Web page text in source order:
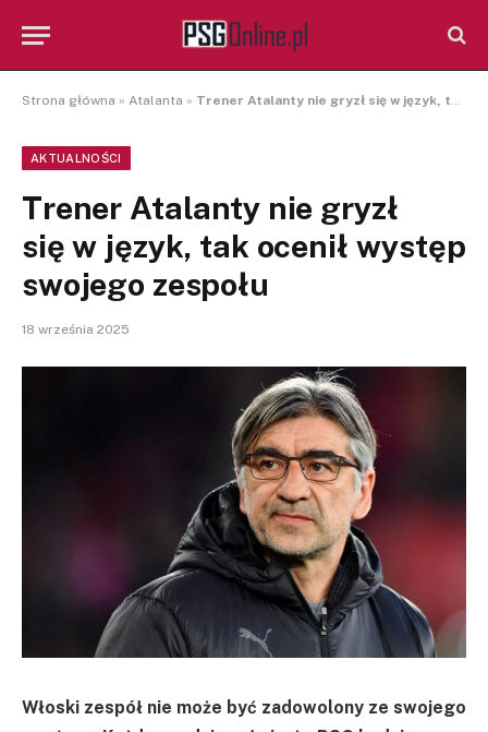
Strona główna » Atalanta » Trener Atalanty nie gryzł się w język, tak ocenił występ swojego zespołu
AKTUALNOŚCI
Trener Atalanty nie gryzł
się w język, tak ocenił występ
swojego zespołu
18 września 2025
Włoski zespół nie może być zadowolony ze swojego